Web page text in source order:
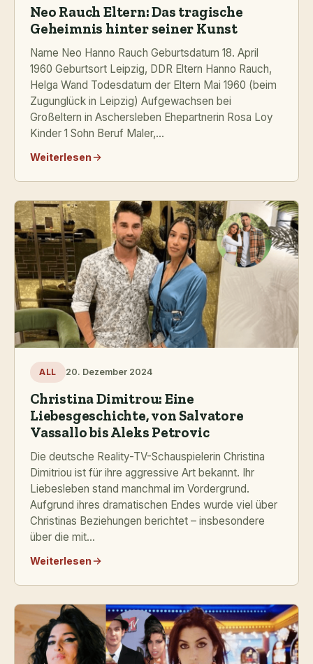
Neo Rauch Eltern: Das tragische
Geheimnis hinter seiner Kunst
Name Neo Hanno Rauch Geburtsdatum 18. April
1960 Geburtsort Leipzig, DDR Eltern Hanno Rauch,
Helga Wand Todesdatum der Eltern Mai 1960 (beim
Zugunglück in Leipzig) Aufgewachsen bei
Großeltern in Aschersleben Ehepartnerin Rosa Loy
Kinder 1 Sohn Beruf Maler,...
Weiterlesen
ALL 20. Dezember 2024
Christina Dimitrou: Eine
Liebesgeschichte, von Salvatore
Vassallo bis Aleks Petrovic
Die deutsche Reality-TV-Schauspielerin Christina
Dimitriou ist für ihre aggressive Art bekannt. Ihr
Liebesleben stand manchmal im Vordergrund.
Aufgrund ihres dramatischen Endes wurde viel über
Christinas Beziehungen berichtet – insbesondere
über die mit...
Weiterlesen